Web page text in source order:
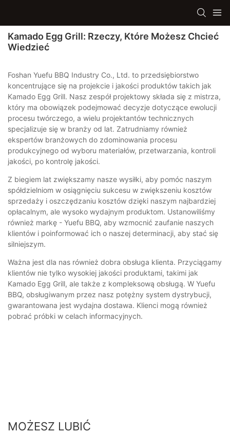
Kamado Egg Grill: Rzeczy, Które Możesz Chcieć
Wiedzieć
Foshan Yuefu BBQ Industry Co., Ltd. to przedsiębiorstwo
koncentrujące się na projekcie i jakości produktów takich jak
Kamado Egg Grill. Nasz zespół projektowy składa się z mistrza,
który ma obowiązek podejmować decyzje dotyczące ewolucji
procesu twórczego, a wielu projektantów technicznych
specjalizuje się w branży od lat. Zatrudniamy również
ekspertów branżowych do zdominowania procesu
produkcyjnego od wyboru materiałów, przetwarzania, kontroli
jakości, po kontrolę jakości.
Z biegiem lat zwiększamy nasze wysiłki, aby pomóc naszym
spółdzielniom w osiągnięciu sukcesu w zwiększeniu kosztów
sprzedaży i oszczędzaniu kosztów dzięki naszym najbardziej
opłacalnym, ale wysoko wydajnym produktom. Ustanowiliśmy
również markę - Yuefu BBQ, aby wzmocnić zaufanie naszych
klientów i poinformować ich o naszej determinacji, aby stać się
silniejszym.
Ważna jest dla nas również dobra obsługa klienta. Przyciągamy
klientów nie tylko wysokiej jakości produktami, takimi jak
Kamado Egg Grill, ale także z kompleksową obsługą. W Yuefu
BBQ, obsługiwanym przez nasz potężny system dystrybucji,
gwarantowana jest wydajna dostawa. Klienci mogą również
pobrać próbki w celach informacyjnych.
MOŻESZ LUBIĆ